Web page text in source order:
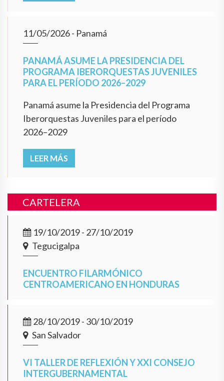
11/05/2026- Panamá
PANAMÁ ASUME LA PRESIDENCIA DEL
PROGRAMA IBERORQUESTAS JUVENILES
PARA EL PERÍODO 2026–2029
Panamá asume la Presidencia del Programa
Iberorquestas Juveniles para el período
2026–2029
LEER MÁS
CARTELERA
19/10/2019 - 27/10/2019
Tegucigalpa
ENCUENTRO FILARMÓNICO
CENTROAMERICANO EN HONDURAS
28/10/2019 - 30/10/2019
San Salvador
VI TALLER DE REFLEXIÓN Y XXI CONSEJO
INTERGUBERNAMENTAL